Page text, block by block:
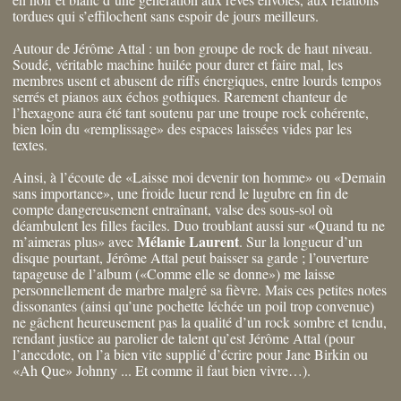
tordues qui s’effilochent sans espoir de jours meilleurs.
Autour de Jérôme Attal : un bon groupe de rock de haut niveau.
Soudé, véritable machine huilée pour durer et faire mal, les
membres usent et abusent de riffs énergiques, entre lourds tempos
serrés et pianos aux échos gothiques. Rarement chanteur de
l’hexagone aura été tant soutenu par une troupe rock cohérente,
bien loin du «remplissage» des espaces laissées vides par les
textes.
Ainsi, à l’écoute de «Laisse moi devenir ton homme» ou «Demain
sans importance», une froide lueur rend le lugubre en fin de
compte dangereusement entraînant, valse des sous-sol où
déambulent les filles faciles. Duo troublant aussi sur «Quand tu ne
m’aimeras plus» avecMélanie Laurent. Sur la longueur d’un
disque pourtant, Jérôme Attal peut baisser sa garde ; l’ouverture
tapageuse de l’album («Comme elle se donne») me laisse
personnellement de marbre malgré sa fièvre. Mais ces petites notes
dissonantes (ainsi qu’une pochette léchée un poil trop convenue)
ne gâchent heureusement pas la qualité d’un rock sombre et tendu,
rendant justice au parolier de talent qu’est Jérôme Attal (pour
l’anecdote, on l’a bien vite supplié d’écrire pour Jane Birkin ou
«Ah Que» Johnny ... Et comme il faut bien vivre…).